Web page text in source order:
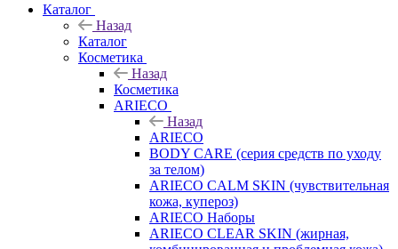
Каталог
Назад
Каталог
Косметика
Назад
Косметика
ARIECO
Назад
ARIECO
BODY CARE (серия средств по уходу
за телом)
ARIECO CALM SKIN (чувствительная
кожа, купероз)
ARIECO Наборы
ARIECO CLEAR SKIN (жирная,